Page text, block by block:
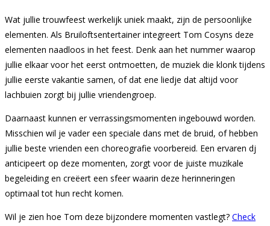
Wat jullie trouwfeest werkelijk uniek maakt, zijn de persoonlijke
elementen. Als Bruiloftsentertainer integreert Tom Cosyns deze
elementen naadloos in het feest. Denk aan het nummer waarop
jullie elkaar voor het eerst ontmoetten, de muziek die klonk tijdens
jullie eerste vakantie samen, of dat ene liedje dat altijd voor
lachbuien zorgt bij jullie vriendengroep.
Daarnaast kunnen er verrassingsmomenten ingebouwd worden.
Misschien wil je vader een speciale dans met de bruid, of hebben
jullie beste vrienden een choreografie voorbereid. Een ervaren dj
anticipeert op deze momenten, zorgt voor de juiste muzikale
begeleiding en creëert een sfeer waarin deze herinneringen
optimaal tot hun recht komen.
Wil je zien hoe Tom deze bijzondere momenten vastlegt? Check